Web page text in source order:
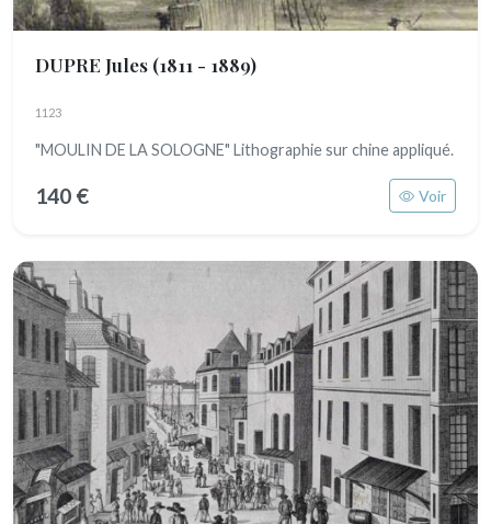
DUPRE Jules (1811 - 1889)
1123
"MOULIN DE LA SOLOGNE" Lithographie sur chine appliqué.
140 € Voir